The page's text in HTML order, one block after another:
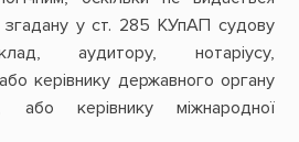
у ст. 285 КУпАП судову
аудитору, нотаріусу,
керівнику державного органу
або керівнику міжнародної